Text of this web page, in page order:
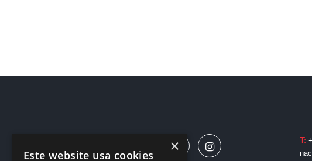
T:
×
Este website usa cookies